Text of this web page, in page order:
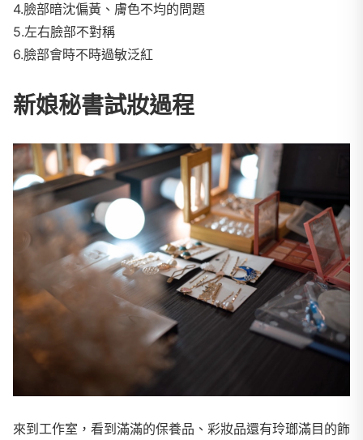
4.臉部暗沈偏黃、膚色不均的問題
5.左右臉部不對稱
6.臉部會時不時過敏泛紅
新娘秘書試妝過程
來到工作室，看到滿滿的保養品、彩妝品還有玲瑯滿目的飾